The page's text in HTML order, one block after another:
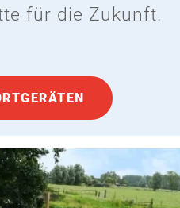
für die Zukunft.